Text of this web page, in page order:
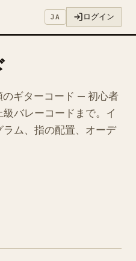
JA ログイン
ギターコード — 初心者
バレーコードまで。イ
ム、指の配置、オーデ